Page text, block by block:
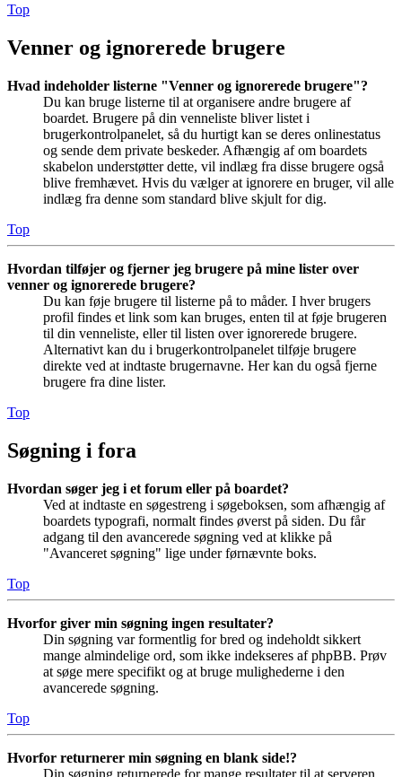
Top
Venner og ignorerede brugere
Hvad indeholder listerne "Venner og ignorerede brugere"?
Du kan bruge listerne til at organisere andre brugere af
boardet. Brugere på din venneliste bliver listet i
brugerkontrolpanelet, så du hurtigt kan se deres onlinestatus
og sende dem private beskeder. Afhængig af om boardets
skabelon understøtter dette, vil indlæg fra disse brugere også
blive fremhævet. Hvis du vælger at ignorere en bruger, vil alle
indlæg fra denne som standard blive skjult for dig.
Top
Hvordan tilføjer og fjerner jeg brugere på mine lister over
venner og ignorerede brugere?
Du kan føje brugere til listerne på to måder. I hver brugers
profil findes et link som kan bruges, enten til at føje brugeren
til din venneliste, eller til listen over ignorerede brugere.
Alternativt kan du i brugerkontrolpanelet tilføje brugere
direkte ved at indtaste brugernavne. Her kan du også fjerne
brugere fra dine lister.
Top
Søgning i fora
Hvordan søger jeg i et forum eller på boardet?
Ved at indtaste en søgestreng i søgeboksen, som afhængig af
boardets typografi, normalt findes øverst på siden. Du får
adgang til den avancerede søgning ved at klikke på
"Avanceret søgning" lige under førnævnte boks.
Top
Hvorfor giver min søgning ingen resultater?
Din søgning var formentlig for bred og indeholdt sikkert
mange almindelige ord, som ikke indekseres af phpBB. Prøv
at søge mere specifikt og at bruge mulighederne i den
avancerede søgning.
Top
Hvorfor returnerer min søgning en blank side!?
Din søgning returnerede for mange resultater til at serveren